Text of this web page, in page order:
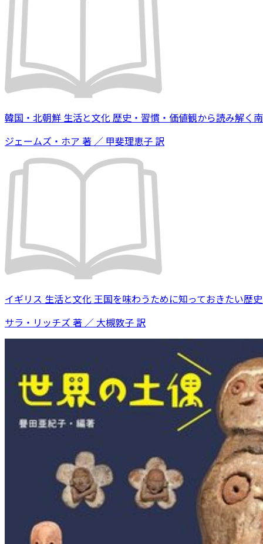
韓国・北朝鮮 生活と文化 歴史・習慣・価値観から読み解く
ジェームズ・ホア 著 ／ 甲斐理恵子 訳
イギリス 生活と文化 王国を味わうために知っておきたい歴
サラ・リッチズ 著 ／ 大槻敦子 訳